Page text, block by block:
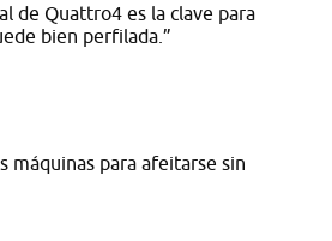
de Quattro4 es la clave para
bien perfilada.”
máquinas para afeitarse sin